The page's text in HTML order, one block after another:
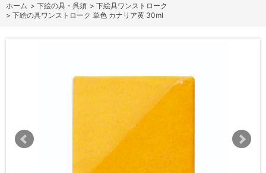
ホーム > 下絵の具・呉須 > 下絵具ワンストローク
> 下絵の具ワンストローク 単色 カナリア黄 30ml